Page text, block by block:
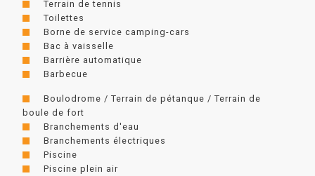
Terrain de tennis
Toilettes
Borne de service camping-cars
Bac à vaisselle
Barrière automatique
Barbecue
Boulodrome / Terrain de pétanque / Terrain de
boule de fort
Branchements d'eau
Branchements électriques
Piscine
Piscine plein air